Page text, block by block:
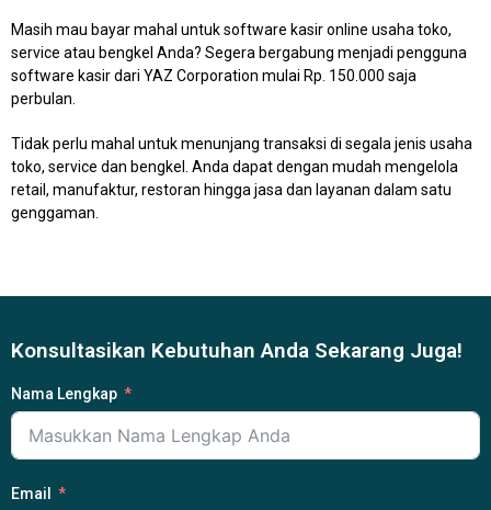
Masih mau bayar mahal untuk software kasir online usaha toko,
service atau bengkel Anda? Segera bergabung menjadi pengguna
software kasir dari YAZ Corporation mulai Rp. 150.000 saja
perbulan.
Tidak perlu mahal untuk menunjang transaksi di segala jenis usaha
toko, service dan bengkel. Anda dapat dengan mudah mengelola
retail, manufaktur, restoran hingga jasa dan layanan dalam satu
genggaman.
Konsultasikan Kebutuhan Anda Sekarang Juga!
Nama Lengkap
Email